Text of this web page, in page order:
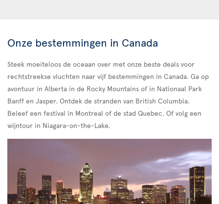
Onze bestemmingen in Canada
Steek moeiteloos de oceaan over met onze beste deals voor
rechtstreekse vluchten naar vijf bestemmingen in Canada. Ga op
avontuur in Alberta in de Rocky Mountains of in Nationaal Park
Banff en Jasper. Ontdek de stranden van British Columbia.
Beleef een festival in Montreal of de stad Quebec. Of volg een
wijntour in Niagara-on-the-Lake.